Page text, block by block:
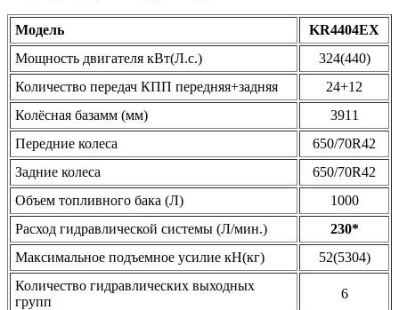
Модель
KR4404EX
Мощность двигателя кВт(Л.с.)
324(440)
Количество передач КПП передняя+задняя
24+12
Колёсная базамм (мм)
3911
Передние колеса
650/70R42
Задние колеса
650/70R42
Объем топливного бака (Л)
1000
Расход гидравлической системы (Л/мин.)
230*
Максимальное подъемное усилие кН(кг)
52(5304)
Количество гидравлических выходных
групп
6